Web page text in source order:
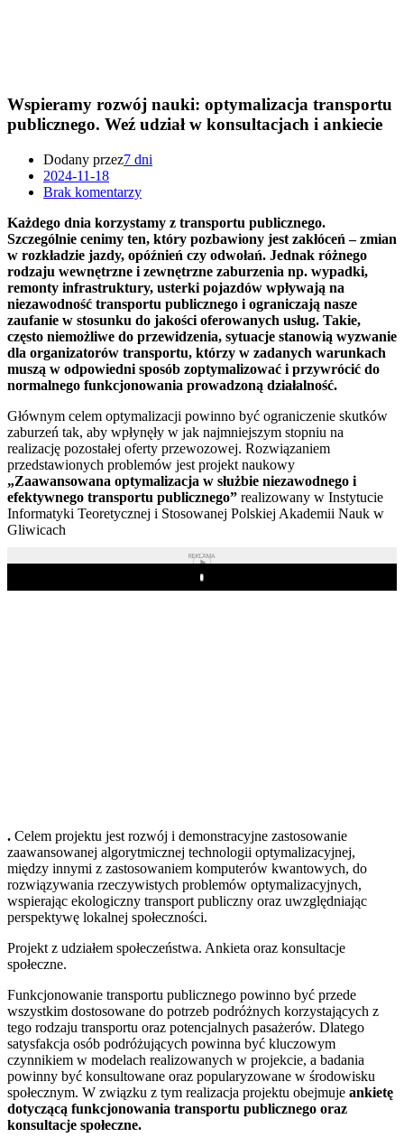
Wspieramy rozwój nauki: optymalizacja transportu
publicznego. Weź udział w konsultacjach i ankiecie
Dodany przez7 dni
2024-11-18
Brak komentarzy
Każdego dnia korzystamy z transportu publicznego.
Szczególnie cenimy ten, który pozbawiony jest zakłóceń – zmian
w rozkładzie jazdy, opóźnień czy odwołań. Jednak różnego
rodzaju wewnętrzne i zewnętrzne zaburzenia np. wypadki,
remonty infrastruktury, usterki pojazdów wpływają na
niezawodność transportu publicznego i ograniczają nasze
zaufanie w stosunku do jakości oferowanych usług. Takie,
często niemożliwe do przewidzenia, sytuacje stanowią wyzwanie
dla organizatorów transportu, którzy w zadanych warunkach
muszą w odpowiedni sposób zoptymalizować i przywrócić do
normalnego funkcjonowania prowadzoną działalność.
Głównym celem optymalizacji powinno być ograniczenie skutków
zaburzeń tak, aby wpłynęły w jak najmniejszym stopniu na
realizację pozostałej oferty przewozowej. Rozwiązaniem
przedstawionych problemów jest projekt naukowy
„Zaawansowana optymalizacja w służbie niezawodnego i
efektywnego transportu publicznego” realizowany w Instytucie
Informatyki Teoretycznej i Stosowanej Polskiej Akademii Nauk w
Gliwicach
REKLAMA
Play
. Celem projektu jest rozwój i demonstracyjne zastosowanie
zaawansowanej algorytmicznej technologii optymalizacyjnej,
między innymi z zastosowaniem komputerów kwantowych, do
rozwiązywania rzeczywistych problemów optymalizacyjnych,
wspierając ekologiczny transport publiczny oraz uwzględniając
perspektywę lokalnej społeczności.
Projekt z udziałem społeczeństwa. Ankieta oraz konsultacje
społeczne.
Funkcjonowanie transportu publicznego powinno być przede
wszystkim dostosowane do potrzeb podróżnych korzystających z
tego rodzaju transportu oraz potencjalnych pasażerów. Dlatego
satysfakcja osób podróżujących powinna być kluczowym
czynnikiem w modelach realizowanych w projekcie, a badania
powinny być konsultowane oraz popularyzowane w środowisku
społecznym. W związku z tym realizacja projektu obejmuje ankietę
dotyczącą funkcjonowania transportu publicznego oraz
konsultacje społeczne.